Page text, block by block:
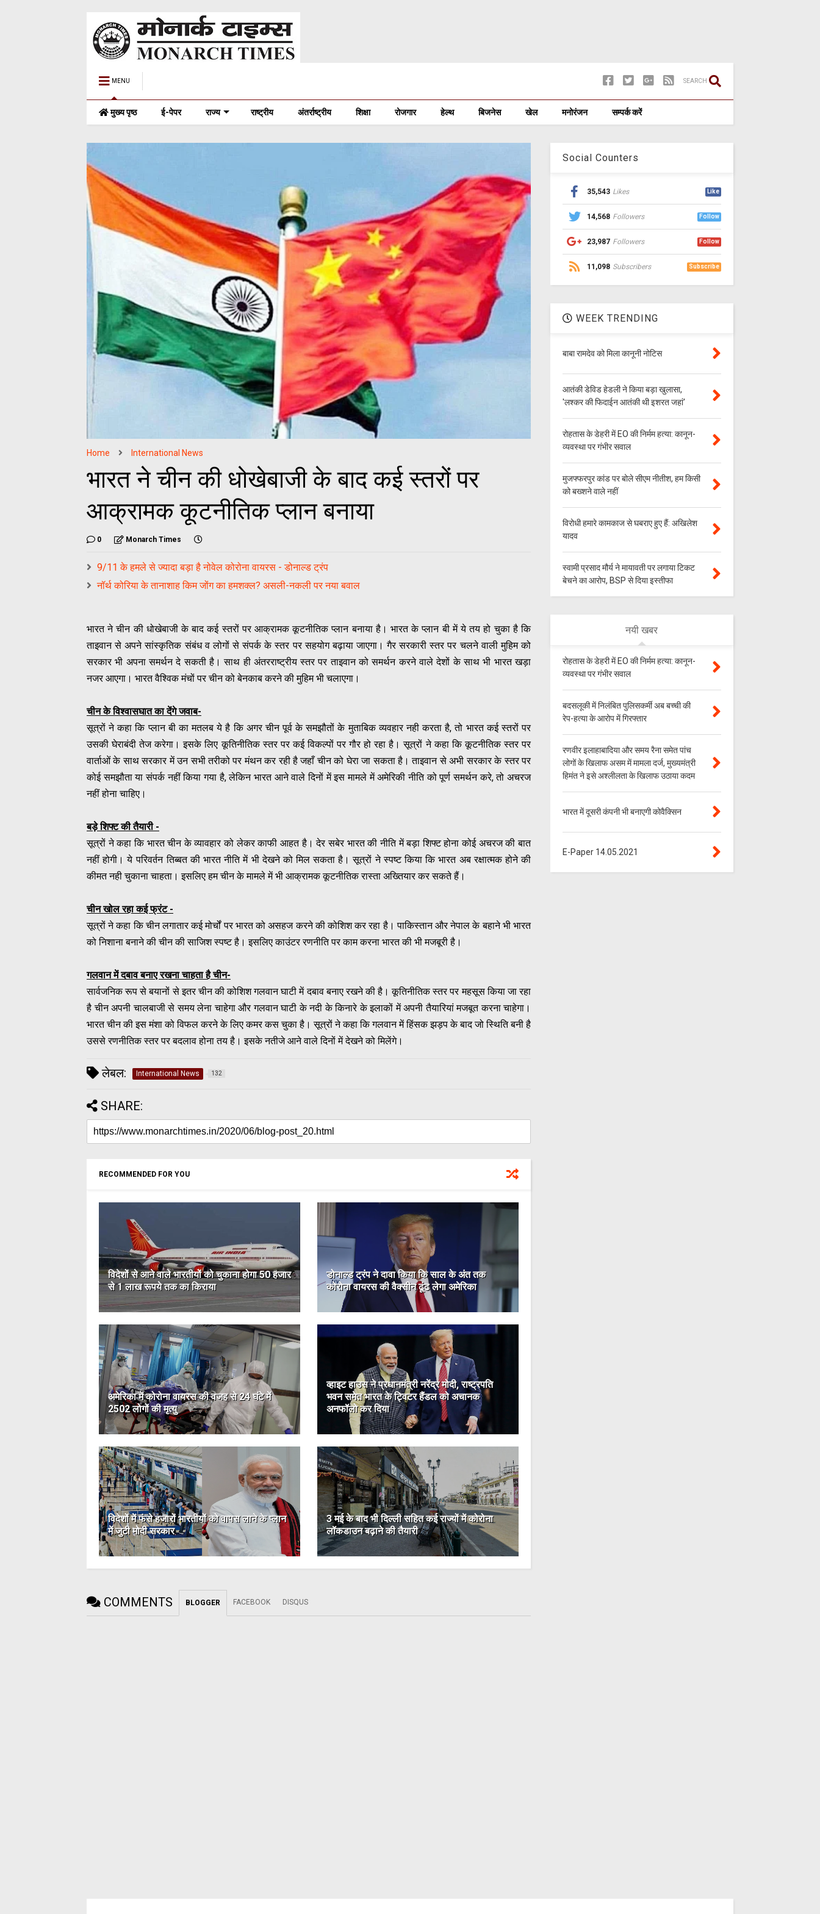
MENU SEARCH
मुख्य पृष्ठ ई-पेपर राज्य राष्ट्रीय अंतर्राष्ट्रीय शिक्षा रोजगार हेल्थ बिजनेस खेल मनोरंजन सम्पर्क करें
Home International News
भारत ने चीन की धोखेबाजी के बाद कई स्तरों पर
आक्रामक कूटनीतिक प्लान बनाया
0 Monarch Times
9/11 के हमले से ज्यादा बड़ा है नोवेल कोरोना वायरस - डोनाल्ड ट्रंप
नॉर्थ कोरिया के तानाशाह किम जोंग का हमशक्ल? असली-नकली पर नया बवाल
भारत ने चीन की धोखेबाजी के बाद कई स्तरों पर आक्रामक कूटनीतिक प्लान बनाया है। भारत के प्लान बी में ये तय हो चुका है कि
ताइवान से अपने सांस्कृतिक संबंध व लोगों से संपर्क के स्तर पर सहयोग बढ़ाया जाएगा। गैर सरकारी स्तर पर चलने वाली मुहिम को
सरकार भी अपना समर्थन दे सकती है। साथ ही अंतरराष्ट्रीय स्तर पर ताइवान को समर्थन करने वाले देशों के साथ भी भारत खड़ा
नजर आएगा। भारत वैश्विक मंचों पर चीन को बेनकाब करने की मुहिम भी चलाएगा।
चीन के विश्वासघात का देंगे जवाब-
सूत्रों ने कहा कि प्लान बी का मतलब ये है कि अगर चीन पूर्व के समझौतों के मुताबिक व्यवहार नही करता है, तो भारत कई स्तरों पर
उसकी घेराबंदी तेज करेगा। इसके लिए कूतिनीतिक स्तर पर कई विकल्पों पर गौर हो रहा है। सूत्रों ने कहा कि कूटनीतिक स्तर पर
वार्ताओं के साथ सरकार में उन सभी तरीको पर मंथन कर रही है जहाँ चीन को घेरा जा सकता है। ताइवान से अभी सरकार के स्तर पर
कोई समझौता या संपर्क नहीं किया गया है, लेकिन भारत आने वाले दिनों में इस मामले में अमेरिकी नीति को पूर्ण समर्थन करे, तो अचरज
नहीं होना चाहिए।
बड़े शिफ्ट की तैयारी -
सूत्रों ने कहा कि भारत चीन के व्यावहार को लेकर काफी आहत है। देर सबेर भारत की नीति में बड़ा शिफ्ट होना कोई अचरज की बात
नहीं होगी। ये परिवर्तन तिब्बत की भारत नीति में भी देखने को मिल सकता है। सूत्रों ने स्पष्ट किया कि भारत अब रक्षात्मक होने की
कीमत नही चुकाना चाहता। इसलिए हम चीन के मामले में भी आक्रामक कूटनीतिक रास्ता अख्तियार कर सकते हैं।
चीन खोल रहा कई फ्रंट -
सूत्रों ने कहा कि चीन लगातार कई मोर्चों पर भारत को असहज करने की कोशिश कर रहा है। पाकिस्तान और नेपाल के बहाने भी भारत
को निशाना बनाने की चीन की साजिश स्पष्ट है। इसलिए काउंटर रणनीति पर काम करना भारत की भी मजबूरी है।
गलवान में दबाव बनाए रखना चाहता है चीन-
सार्वजनिक रूप से बयानों से इतर चीन की कोशिश गलवान घाटी में दबाव बनाए रखने की है। कूतिनीतिक स्तर पर महसूस किया जा रहा
है चीन अपनी चालबाजी से समय लेना चाहेगा और गलवान घाटी के नदी के किनारे के इलाकों में अपनी तैयारियां मजबूत करना चाहेगा।
भारत चीन की इस मंशा को विफल करने के लिए कमर कस चुका है। सूत्रों ने कहा कि गलवान में हिंसक झड़प के बाद जो स्थिति बनी है
उससे रणनीतिक स्तर पर बदलाव होना तय है। इसके नतीजे आने वाले दिनों में देखने को मिलेंगे।
लेबल: International News 132
SHARE:
RECOMMENDED FOR YOU
विदेशों से आने वाले भारतीयों को चुकाना होगा 50 हजार
से 1 लाख रूपये तक का किराया
डोनाल्ड ट्रंप ने दावा किया कि साल के अंत तक
कोरोना वायरस की वैक्सीन ढूंढ लेगा अमेरिका
अमेरिका में कोरोना वायरस की वजह से 24 घंटे में
2502 लोगों की मृत्यु
व्हाइट हाउस ने प्रधानमंत्री नरेंद्र मोदी, राष्ट्रपति
भवन समेत भारत के ट्विटर हैंडल को अचानक
अनफॉलो कर दिया
विदेशों में फंसे हजारों भारतीयों को वापस लाने के प्लान
में जुटी मोदी सरकार
3 मई के बाद भी दिल्ली सहित कई राज्यों में कोरोना
लॉकडाउन बढ़ाने की तैयारी
COMMENTS BLOGGER FACEBOOK DISQUS
Social Counters
35,543 Likes Like
14,568 Followers Follow
23,987 Followers Follow
11,098 Subscribers Subscribe
WEEK TRENDING
बाबा रामदेव को मिला कानूनी नोटिस
आतंकी डेविड हेडली ने किया बड़ा खुलासा,
'लश्‍कर की फिदाईन आतंकी थी इशरत जहां'
रोहतास के डेहरी में EO की निर्मम हत्या: कानून-
व्यवस्था पर गंभीर सवाल
मुजफ्फरपुर कांड पर बोले सीएम नीतीश, हम किसी
को बख्शने वाले नहीं
विरोधी हमारे कामकाज से घबराए हुए हैं: अखिलेश
यादव
स्वामी प्रसाद मौर्य ने मायावती पर लगाया टिकट
बेचने का आरोप, BSP से दिया इस्तीफा
नयी खबर
रोहतास के डेहरी में EO की निर्मम हत्या: कानून-
व्यवस्था पर गंभीर सवाल
बदसलूकी में निलंबित पुलिसकर्मी अब बच्ची की
रेप-हत्या के आरोप में गिरफ्तार
रणवीर इलाहाबादिया और समय रैना समेत पांच
लोगों के खिलाफ असम में मामला दर्ज, मुख्यमंत्री
हिमंत ने इसे अश्लीलता के खिलाफ उठाया कदम
भारत में दूसरी कंपनी भी बनाएगी कोवैक्सिन
E-Paper 14.05.2021